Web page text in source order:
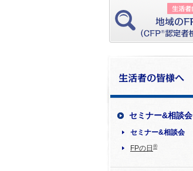
セミナー&相談会
セミナー&相談会
FPの日 ®